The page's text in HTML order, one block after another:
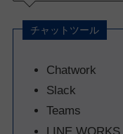
チャットツール
Chatwork
Slack
Teams
LINE WORKS